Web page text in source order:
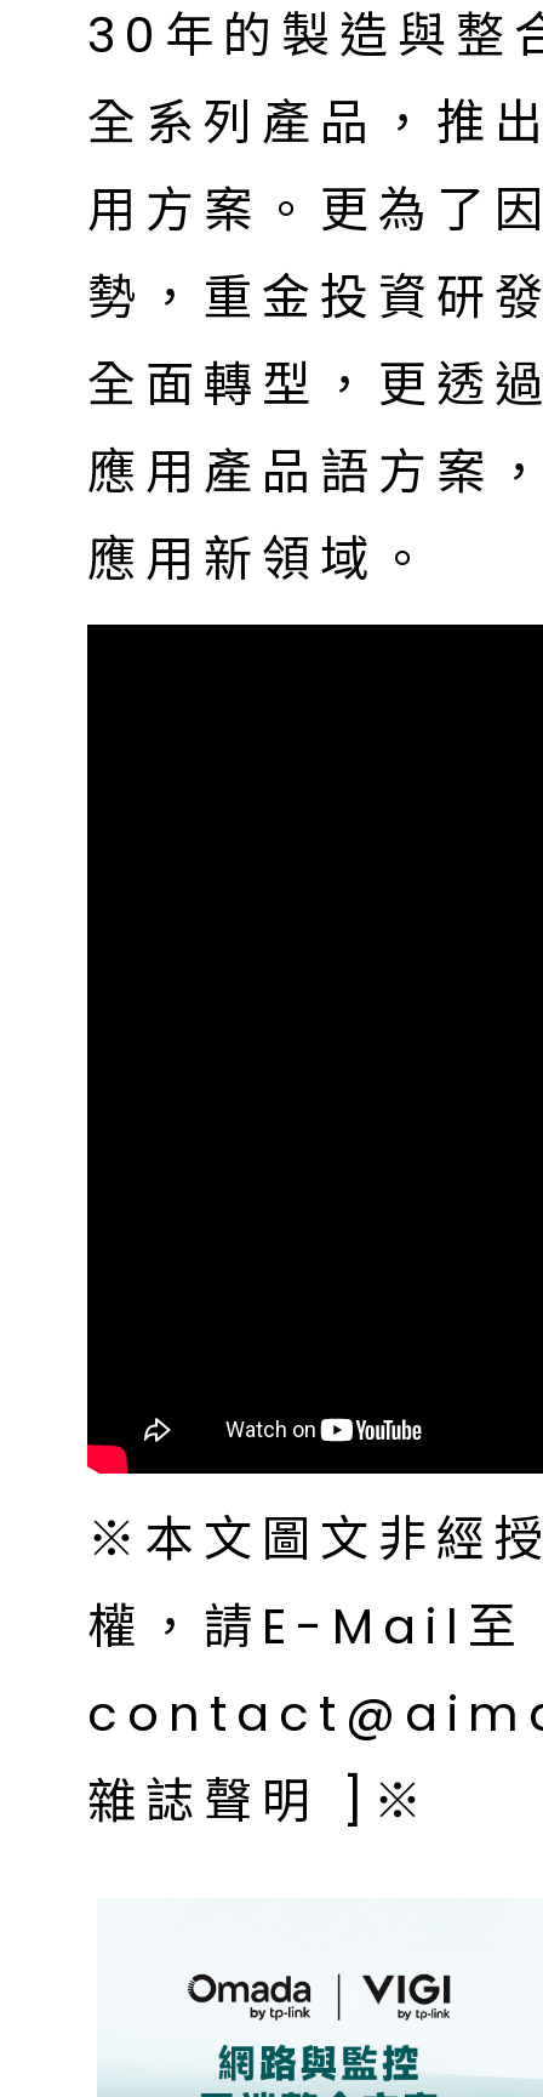
30年的製造與整
全系列產品，推
用方案。更為了
勢，重金投資研
全面轉型，更透
應用產品語方案
應用新領域。
※本文圖文非經
權，請E-Mail至
雜誌聲明 ]※